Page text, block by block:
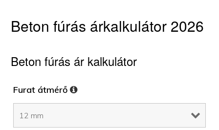
Beton fúrás árkalkulátor 2026
Beton fúrás ár kalkulátor
Furat átmérő